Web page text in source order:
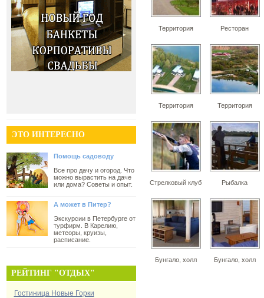
ЭТО ИНТЕРЕСНО
Помощь садоводу
Все про дачу и огород. Что
можно вырастить на даче
или дома? Советы и опыт.
А может в Питер?
Экскурсии в Петербурге от
турфирм. В Карелию,
метеоры, круизы,
расписание.
РЕЙТИНГ "ОТДЫХ"
Гостиница Новые Горки
Территория Ресторан
Территория Территория
Стрелковый клуб Рыбалка
Бунгало, холл Бунгало, холл